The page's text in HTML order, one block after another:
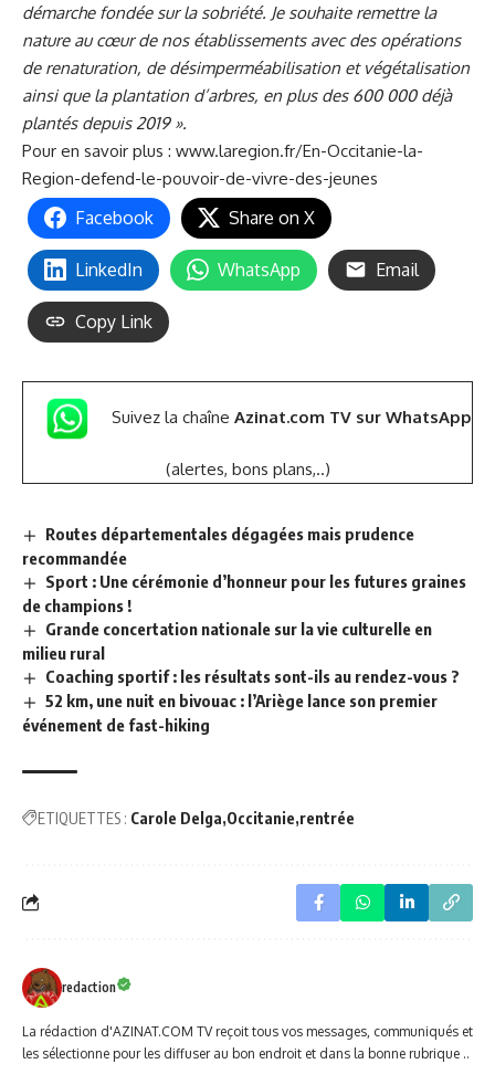
démarche fondée sur la sobriété. Je souhaite remettre la
nature au cœur de nos établissements avec des opérations
de renaturation, de désimperméabilisation et végétalisation
ainsi que la plantation d’arbres, en plus des 600 000 déjà
plantés depuis 2019 ».
Pour en savoir plus : www.laregion.fr/En-Occitanie-la-
Region-defend-le-pouvoir-de-vivre-des-jeunes
Facebook Share on X
LinkedIn WhatsApp Email
Copy Link
Suivez la chaîne Azinat.com TV sur WhatsApp
(alertes, bons plans,..)
Routes départementales dégagées mais prudence
recommandée
Sport : Une cérémonie d’honneur pour les futures graines
de champions !
Grande concertation nationale sur la vie culturelle en
milieu rural
Coaching sportif : les résultats sont-ils au rendez-vous ?
52 km, une nuit en bivouac : l’Ariège lance son premier
événement de fast-hiking
ETIQUETTES : Carole Delga Occitanie rentrée
redaction
La rédaction d'AZINAT.COM TV reçoit tous vos messages, communiqués et
les sélectionne pour les diffuser au bon endroit et dans la bonne rubrique ..